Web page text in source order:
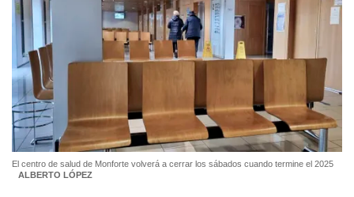
El centro de salud de Monforte volverá a cerrar los sábados cuando termine el 2025
ALBERTO LÓPEZ